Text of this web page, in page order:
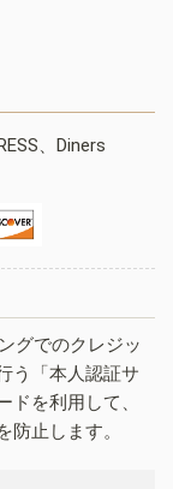
、Diners
グでのクレジッ
う「本人認証サ
を利用して、
止します。